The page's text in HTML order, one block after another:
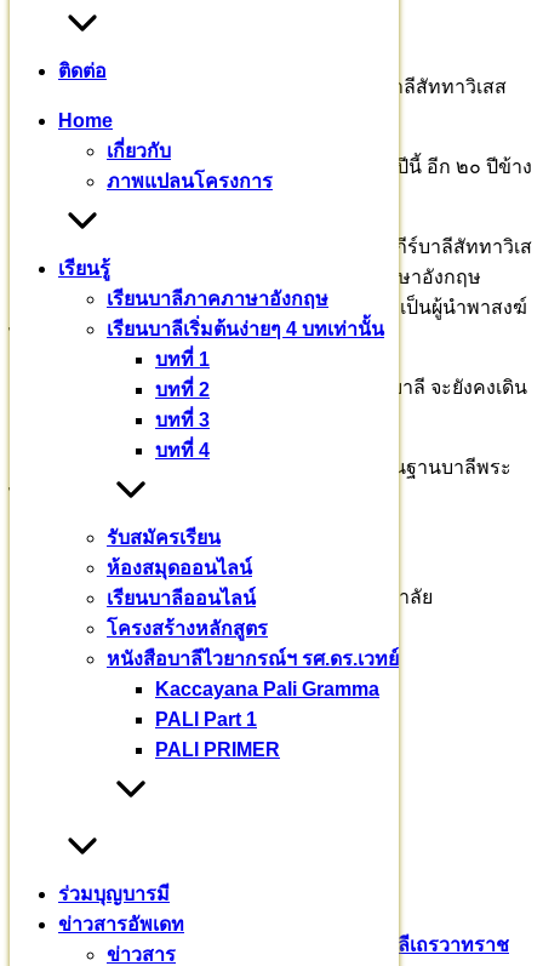
ติดต่อ
Home
เกี่ยวกับ
ภาพแปลนโครงการ
เรียนรู้
เรียนบาลีภาคภาษาอังกฤษ
เรียนบาลีเริ่มต้นง่ายๆ 4 บทเท่านั้น
บทที่ 1
บทที่ 2
บทที่ 3
บทที่ 4
รับสมัครเรียน
ห้องสมุดออนไลน์
เรียนบาลีออนไลน์
โครงสร้างหลักสูตร
หนังสือบาลีไวยากรณ์ฯ รศ.ดร.เวทย์
Kaccayana Pali Gramma
PALI Part 1
PALI PRIMER
ร่วมบุญบารมี
ข่าวสารอัพเดท
ข่าวสาร
ศึกษา International Pali Siha Samanera King College สำหรับ
บริษัท สร้างขึ้นด้วยศรัทธา ความเชื่อ
– เชื่อว่า ปริยัติศาสนา เป็นเหตุยั่งยืนแห่งพระสัทธรรม
– เชื่อว่า ปริยัติ คือ การศึกษาบาลีพระไตรปิฎก
– เชื่อว่า วงศ์ปริยัติ จะต้องเริ่มต้นที่กลุ่มคัมภีร์บาลีสัททาวิเสส
โบราณ
– เชื่อว่า หากเริ่มสร้างสามเณรศาสนทายาทในปีนี้ อีก ๒๐ ปีข้าง
หน้า จะเป็นผู้ทำงานศาสนาต่อจากเรา
– เชื่อว่า หากส่งเสริมให้มีการเรียนการสอนคัมภีร์บาลีสัททาวิเส
สโบราณผสมผสานความรู้พื้นฐานทั่วไปภาคภาษาอังกฤษ
สามเณรวันนี้ จะเป็น พระมหาเถร ในอนาคต จะเป็นผู้นำพาสงฆ์
ไทยสู่นานาชาติ
“วงศ์บาลีปริยัติ” การศึกษาตามลำดับวงศ์คัมภีร์บาลี จะยังคงเดิน
หน้าต่อไป ด้วยพลังศรัทธาของพุทธบริษัท
ร่วมบุญอุปถัมภ์การศึกษา คัมภีร์บาลีเถรวาท พื้นฐานบาลีพระ
ไตรปิฎก ได้ที่
ธ.กรุงไทย สาขากำแพงแสน
ชื่อบัญชี มหาวชิราลงกรณบาลีเถรวาทราชวิทยาลัย
เลขที่ : 726-0-76552-6
ผู้รับผิดชอบโครงการ
พระธรรมวชิราจารย์ รศ.ดร.
๐๙๒ – ๖๙๔ – ๘๘๘๓